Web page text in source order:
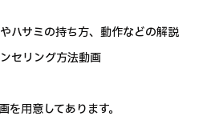
ハサミの持ち方、動作などの解説
セリング方法動画
用意してあります。